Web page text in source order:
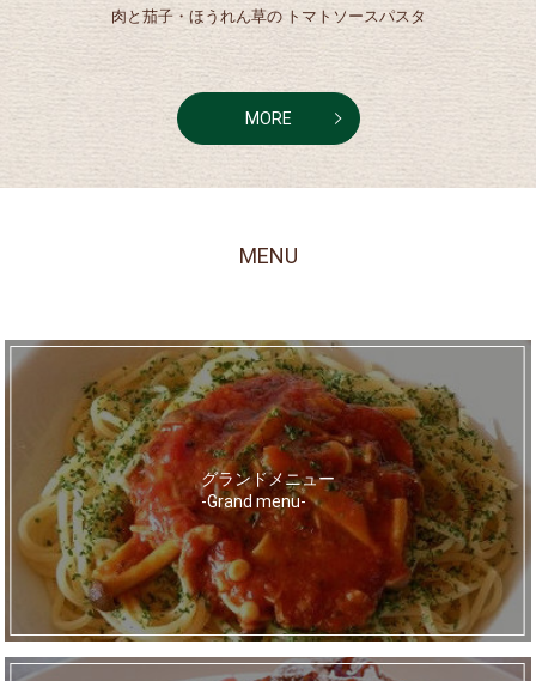
肉と茄子・ほうれん草の トマトソースパスタ
MORE
MENU
グランドメニュー
-Grand menu-